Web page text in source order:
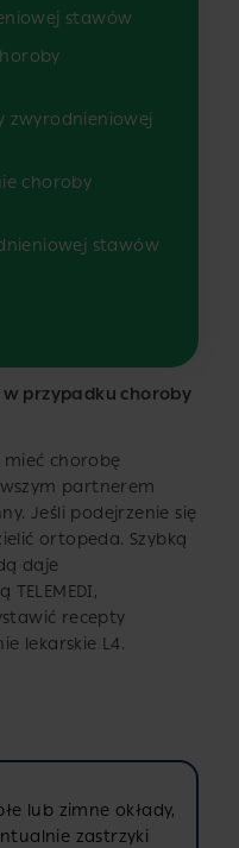
stawów
zwyrodnieniowej
choroby
stawów
w przypadku choroby
mieć chorobę
partnerem
Jeśli podejrzenie się
ortopeda. Szybką
daje
recepty
lekarskie L4.
lub zimne okłady,
zastrzyki